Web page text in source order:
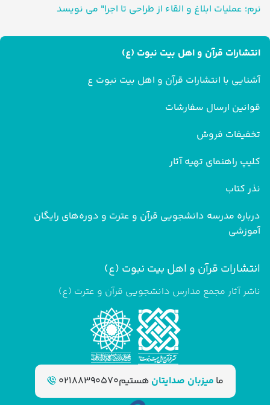
نرم؛ عملیات ابلاغ و القاء از طراحی تا اجرا" می نویسد
انتشارات قرآن و اهل بیت نبوت (ع)
آشنایی با انتشارات قرآن و اهل بیت نبوت ع
قوانین ارسال سفارشات
تخفیفات فروش
کلیپ راهنمای تهیه آثار
نذر کتاب
درباره مدرسه دانشجویی قرآن و عترت و دوره‌های رایگان
آموزشی
انتشارات قرآن و اهل بیت نبوت (ع)
ناشر آثار مجمع مدارس دانشجویی قرآن و عترت (ع)
ما میزبان صدایتان هستیم02188390570